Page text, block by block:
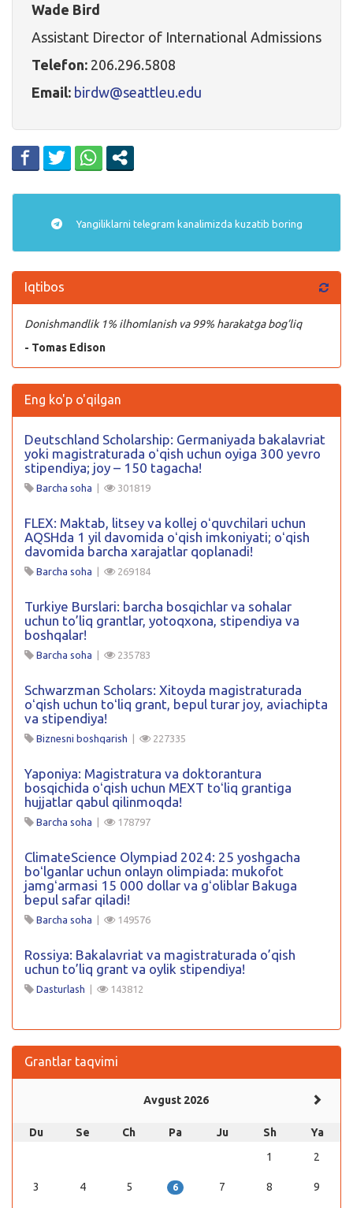
Wade Bird
Assistant Director of International Admissions
Telefon: 206.296.5808
Email: birdw@seattleu.edu
Yangiliklarni telegram kanalimizda kuzatib boring
Iqtibos
Donishmandlik 1% ilhomlanish va 99% harakatga bog’liq
- Tomas Edison
Eng ko'p o'qilgan
Deutschland Scholarship: Germaniyada bakalavriat
yoki magistraturada oʻqish uchun oyiga 300 yevro
stipendiya; joy – 150 tagacha!
Barcha soha | 301819
FLEX: Maktab, litsey va kollej oʻquvchilari uchun
AQSHda 1 yil davomida oʻqish imkoniyati; oʻqish
davomida barcha xarajatlar qoplanadi!
Barcha soha | 269184
Turkiye Burslari: barcha bosqichlar va sohalar
uchun to’liq grantlar, yotoqxona, stipendiya va
boshqalar!
Barcha soha | 235783
Schwarzman Scholars: Xitoyda magistraturada
oʻqish uchun toʻliq grant, bepul turar joy, aviachipta
va stipendiya!
Biznesni boshqarish | 227335
Yaponiya: Magistratura va doktorantura
bosqichida oʻqish uchun MEXT toʻliq grantiga
hujjatlar qabul qilinmoqda!
Barcha soha | 178797
ClimateScience Olympiad 2024: 25 yoshgacha
boʻlganlar uchun onlayn olimpiada: mukofot
jamgʻarmasi 15 000 dollar va gʻoliblar Bakuga
bepul safar qiladi!
Barcha soha | 149576
Rossiya: Bakalavriat va magistraturada o’qish
uchun to’liq grant va oylik stipendiya!
Dasturlash | 143812
Grantlar taqvimi
Avgust 2026
Du Se Ch Pa Ju Sh
Ya
1
2
3 4 5 6 7 8 9